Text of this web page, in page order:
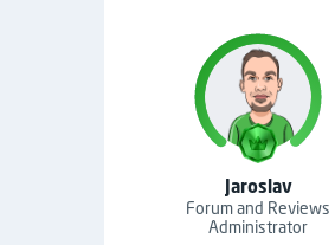
Jaroslav
Forum and Reviews
Administrator